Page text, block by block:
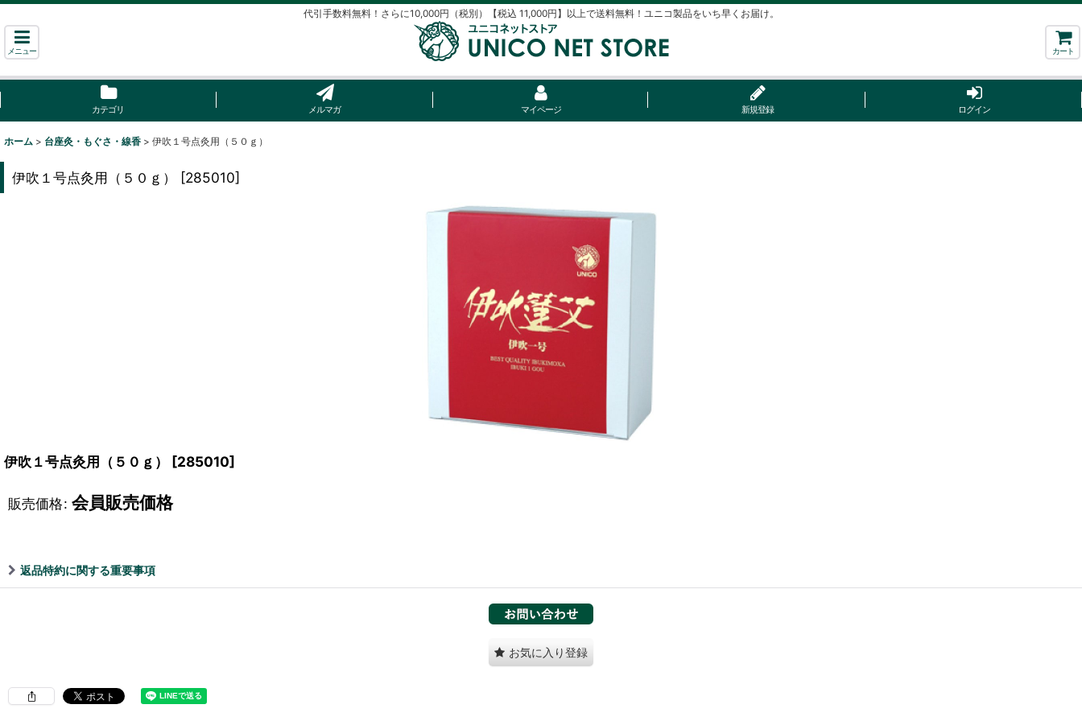
代引手数料無料！さらに10,000円（税別）【税込 11,000円】以上で送料無料！ユニコ製品をいち早くお届け。
メニュー カート
カテゴリ メルマガ マイページ 新規登録 ログイン
ホーム > 台座灸・もぐさ・線香 > 伊吹１号点灸用（５０ｇ）
伊吹１号点灸用（５０ｇ） [285010]
伊吹１号点灸用（５０ｇ） [285010]
販売価格: 会員販売価格
返品特約に関する重要事項
お気に入り登録